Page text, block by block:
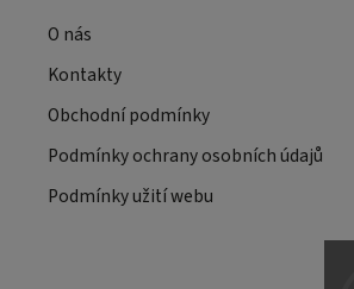
O nás
Kontakty
Obchodní podmínky
Podmínky ochrany osobních údajů
Podmínky užití webu